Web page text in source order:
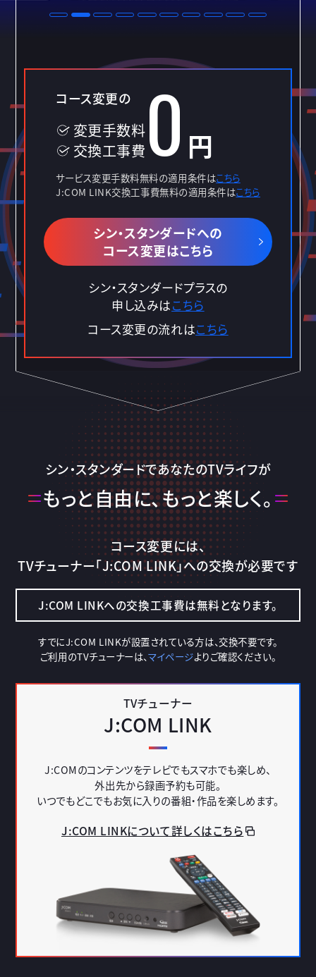
コース変更の
変更手数料
交換工事費 0 円
サービス変更手数料無料の適用条件はこちら
J:COM LINK交換工事費無料の適用条件はこちら
シン・スタンダードへの
コース変更はこちら
シン・スタンダードプラスの
申し込みはこちら
コース変更の流れはこちら
シン・スタンダードであなたのTVライフが
もっと自由に、もっと楽しく。
コース変更には、
TVチューナー「J:COM LINK」への交換が必要です
J:COM LINKへの交換工事費は無料となります。
すでにJ:COM LINKが設置されている方は、交換不要です。
ご利用のTVチューナーは、マイページよりご確認ください。
TVチューナー
J:COM LINK
J:COMのコンテンツをテレビでもスマホでも楽しめ、
外出先から録画予約も可能。
いつでもどこでもお気に入りの番組・作品を楽しめます。
J:COM LINKについて詳しくはこちら